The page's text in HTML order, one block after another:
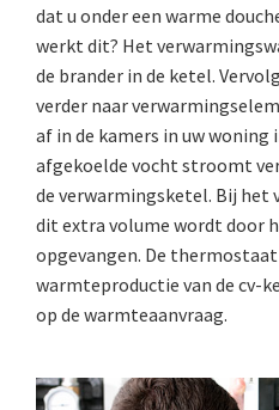
dat u onder een warme
werkt dit? Het
de brander in de ketel.
verder naar
af in de kamers in uw woning
afgekoelde vocht stroomt
de verwarmingsketel. Bij het
dit extra volume wordt door
opgevangen. De
warmteproductie van de cv-
op de warmteaanvraag.